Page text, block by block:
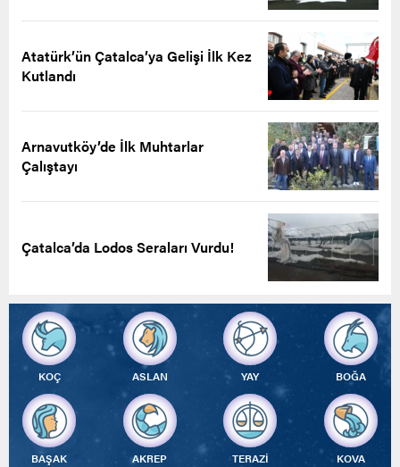
Atatürk’ün Çatalca’ya Gelişi İlk Kez
Kutlandı
Arnavutköy’de İlk Muhtarlar
Çalıştayı
Çatalca’da Lodos Seraları Vurdu!
KOÇ ASLAN YAY BOĞA
BAŞAK AKREP TERAZİ KOVA